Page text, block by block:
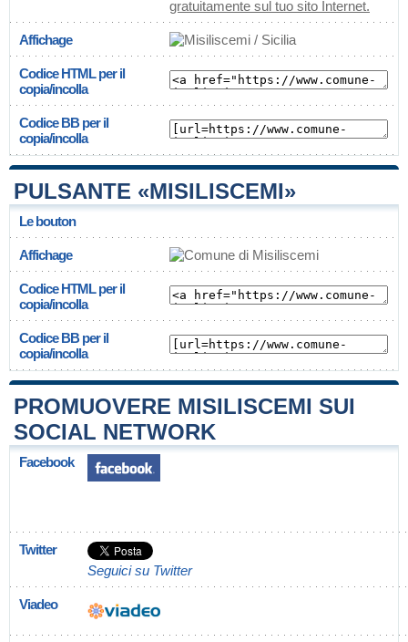
gratuitamente sul tuo sito Internet.
Affichage
Codice HTML per il
copia/incolla
Codice BB per il
copia/incolla
PULSANTE «MISILISCEMI»
Le bouton
Affichage
Codice HTML per il
copia/incolla
Codice BB per il
copia/incolla
PROMUOVERE MISILISCEMI SUI
SOCIAL NETWORK
Facebook
Twitter
Seguici su Twitter
Viadeo